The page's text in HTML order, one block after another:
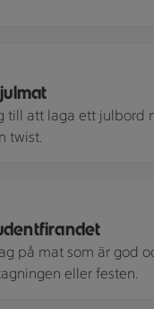
till att laga ett julbord
twist.
på mat som är god
eller festen.